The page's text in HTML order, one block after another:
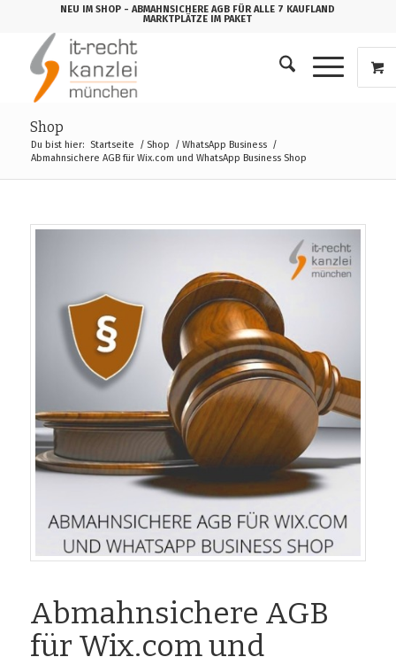
NEU IM SHOP - ABMAHNSICHERE AGB FÜR ALLE 7 KAUFLAND
MARKTPLÄTZE IM PAKET
Shop
Du bist hier: Startseite / Shop / WhatsApp Business /
Abmahnsichere AGB für Wix.com und WhatsApp Business Shop
Abmahnsichere AGB
für Wix.com und